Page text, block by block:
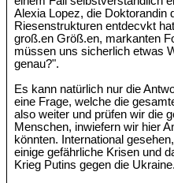
Alexia Lopez, die Doktorandin
Riesenstrukturen entdecvkt
groß.en Größ.en, markanten
müssen uns sicherlich etwas
genau?".
Es kann natürlich nur die
eine Frage, welche die
also weiter und prüfen wir die
Menschen, inwiefern wir hier
könnten. International
einige gefährliche Krisen und
Krieg Putins gegen die Ukraine.